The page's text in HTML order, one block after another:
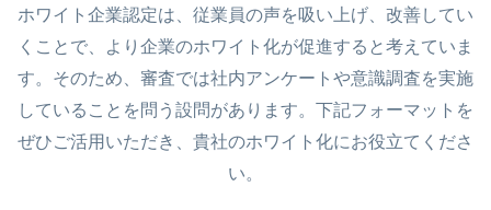
ホワイト企業認定は、従業員の声を吸い上げ、改善してい
くことで、より企業のホワイト化が促進すると考えていま
す。そのため、審査では社内アンケートや意識調査を実施
していることを問う設問があります。下記フォーマットを
ぜひご活用いただき、貴社のホワイト化にお役立てくださ
い。